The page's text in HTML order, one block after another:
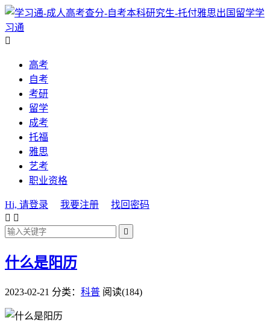
学
习通

高考
自考
考研
留学
成考
托福
雅思
艺考
职业资格
Hi, 请登录 我要注册
找回密码
 

什么是阳历
2023-02-21 分类： 科普 阅读(184)